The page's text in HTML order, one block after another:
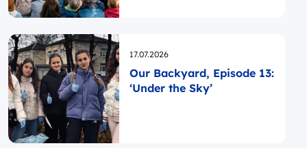
Opublikowano
17.07.2026
Our Backyard, Episode 13:
‘Under the Sky’